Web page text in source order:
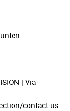
| Via
contact-us